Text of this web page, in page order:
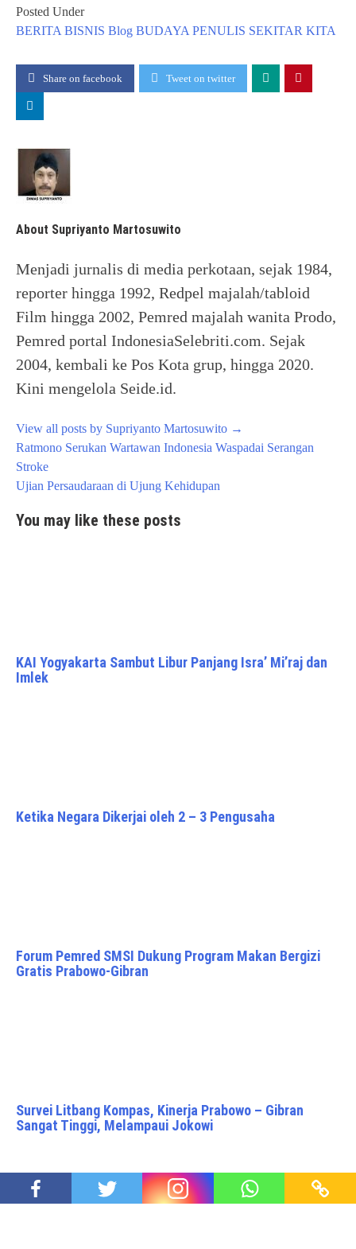
Posted Under
BERITA BISNIS Blog BUDAYA PENULIS SEKITAR KITA
Share on facebook Tweet on twitter
About Supriyanto Martosuwito
Menjadi jurnalis di media perkotaan, sejak 1984,
reporter hingga 1992, Redpel majalah/tabloid
Film hingga 2002, Pemred majalah wanita Prodo,
Pemred portal IndonesiaSelebriti.com. Sejak
2004, kembali ke Pos Kota grup, hingga 2020.
Kini mengelola Seide.id.
View all posts by Supriyanto Martosuwito →
Post
navigation
Ratmono Serukan Wartawan Indonesia Waspadai Serangan
Stroke
Ujian Persaudaraan di Ujung Kehidupan
You may like these posts
KAI Yogyakarta Sambut Libur Panjang Isra’ Mi’raj dan
Imlek
Ketika Negara Dikerjai oleh 2 – 3 Pengusaha
Forum Pemred SMSI Dukung Program Makan Bergizi
Gratis Prabowo-Gibran
Survei Litbang Kompas, Kinerja Prabowo – Gibran
Sangat Tinggi, Melampaui Jokowi